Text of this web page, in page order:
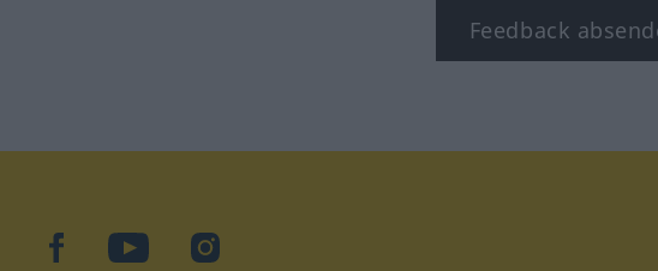
Feedback
facebookYouTubeInstagram